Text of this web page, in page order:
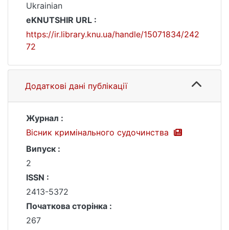
Ukrainian
eKNUTSHIR URL :
https://ir.library.knu.ua/handle/15071834/242
72
Додаткові дані публікації
Журнал :
Вісник кримінального судочинства
Випуск :
2
ISSN :
2413-5372
Початкова сторінка :
267